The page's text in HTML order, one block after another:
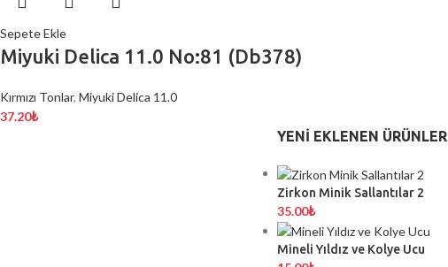
Sepete Ekle
Miyuki Delica 11.0 No:81 (Db378)
Kırmızı Tonlar, Miyuki Delica 11.0
37.20₺
YENI EKLENEN ÜRÜNLER
Zirkon Minik Sallantılar 2
35.00₺
Mineli Yıldız ve Kolye Ucu